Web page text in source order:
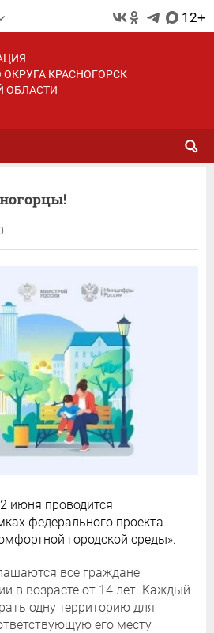
12+
КРАСНОГОРСК
ОБЛАСТИ
июня проводится
федерального проекта
городской среды».
все граждане
в возрасте от 14 лет. Каждый
одну территорию для
его месту